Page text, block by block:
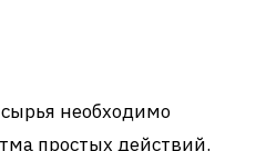
необходимо
простых действий.